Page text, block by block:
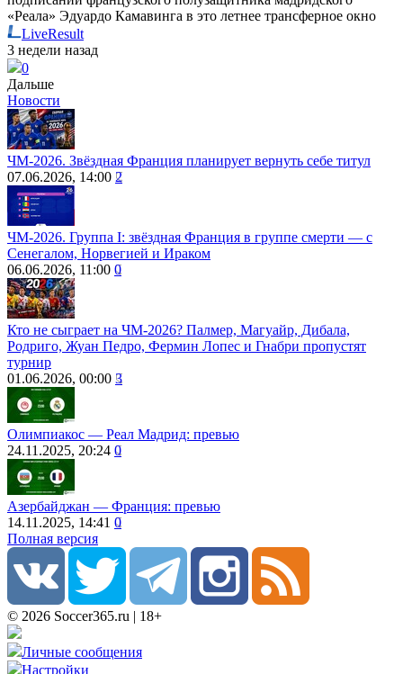
«Реала» Эдуардо Камавинга в это летнее трансферное окно
LiveResult
3 недели назад
0
Дальше
Новости
ЧМ-2026. Звёздная Франция планирует вернуть себе титул
07.06.2026, 14:00 2
ЧМ-2026. Группа I: звёздная Франция в группе смерти — с
Сенегалом, Норвегией и Ираком
06.06.2026, 11:00 0
Кто не сыграет на ЧМ-2026? Палмер, Магуайр, Дибала,
Родриго, Жуан Педро, Фермин Лопес и Гнабри пропустят
турнир
01.06.2026, 00:00 3
Олимпиакос — Реал Мадрид: превью
24.11.2025, 20:24 0
Азербайджан ― Франция: превью
14.11.2025, 14:41 0
Полная версия
© 2026 Soccer365.ru | 18+
Личные сообщения
Настройки